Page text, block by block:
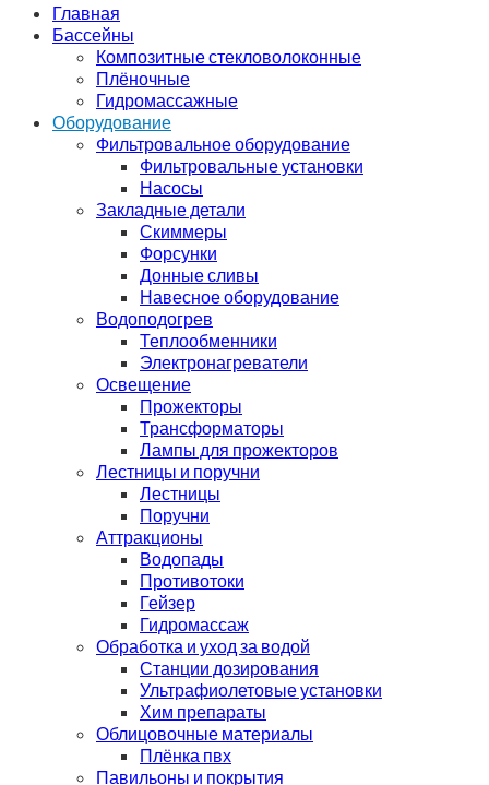
Главная
Бассейны
Композитные стекловолоконные
Плёночные
Гидромассажные
Оборудование
Фильтровальное оборудование
Фильтровальные установки
Насосы
Закладные детали
Скиммеры
Форсунки
Донные сливы
Навесное оборудование
Водоподогрев
Теплообменники
Электронагреватели
Освещение
Прожекторы
Трансформаторы
Лампы для прожекторов
Лестницы и поручни
Лестницы
Поручни
Аттракционы
Водопады
Противотоки
Гейзер
Гидромассаж
Обработка и уход за водой
Станции дозирования
Ультрафиолетовые установки
Хим препараты
Облицовочные материалы
Плёнка пвх
Павильоны и покрытия